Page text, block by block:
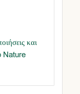
και
Nature